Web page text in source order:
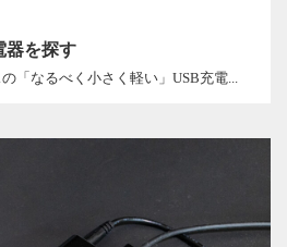
器を探す
「なるべく小さく軽い」USB充電...